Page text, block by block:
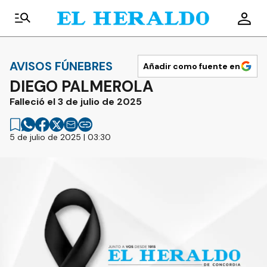
AVISOS FÚNEBRES Añadir como fuente en
DIEGO PALMEROLA
Falleció el 3 de julio de 2025
5 de julio de 2025 | 03:30